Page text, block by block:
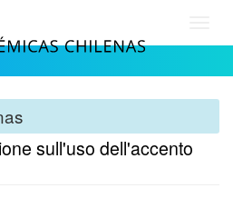
sull'uso dell'accento